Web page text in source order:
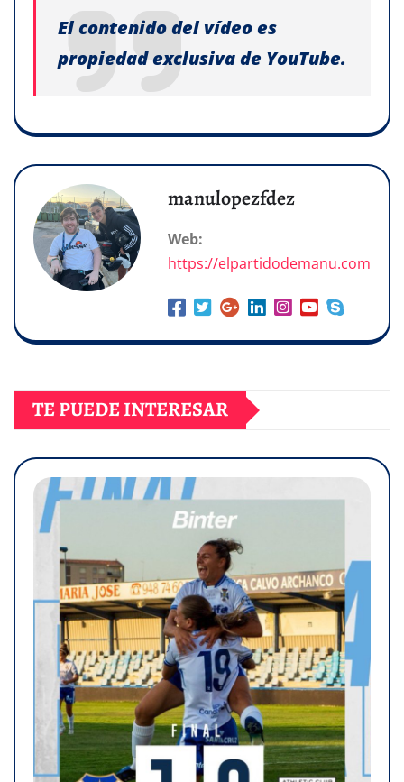
El contenido del vídeo es
propiedad exclusiva de YouTube.
manulopezfdez
Web:
https://elpartidodemanu.com
TE PUEDE INTERESAR